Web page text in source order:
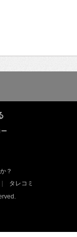
？
タレコミ